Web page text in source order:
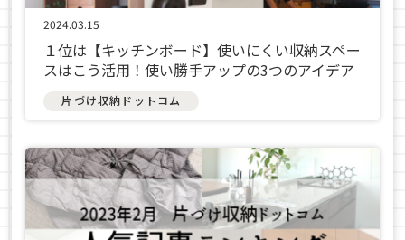
2024.03.15
１位は【キッチンボード】使いにくい収納スペー
スはこう活用！使い勝手アップの3つのアイデア
片づけ収納ドットコム